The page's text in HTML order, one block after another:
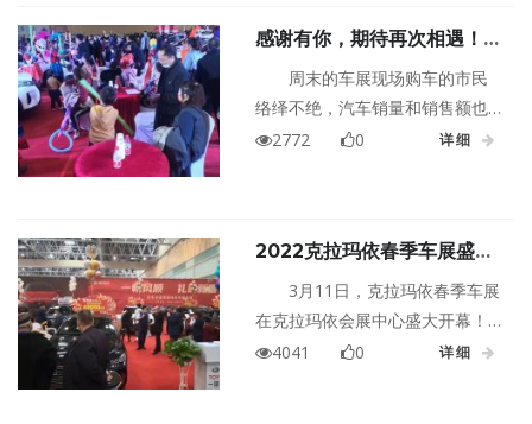
感谢有你，期待再次相遇！克
拉玛依春季车展圆满落幕！
周末的车展现场购车的市民
络绎不绝，汽车销量和销售额也
是每天都在刷新，各品牌的汽车
得大奖！克拉玛依车展的影响力
越来越大，品牌全、价格低、服
务好的理念已深入人心。
2772 0 详细
2022克拉玛依春季车展盛大
开幕！3月11日，克拉玛依春季车展
在克拉玛依会展中心盛大开幕！
自3月11日至13日共计3天时间，
4041 0 详细